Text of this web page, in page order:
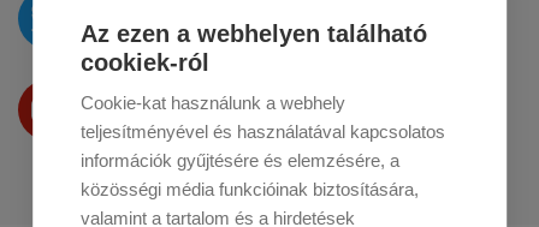
Az ezen a webhelyen található
cookiek-ról
Cookie-kat használunk a webhely
teljesítményével és használatával kapcsolatos
információk gyűjtésére és elemzésére, a
közösségi média funkcióinak biztosítására,
valamint a tartalom és a hirdetések
a Twitterentesszük közzé
Termékeinket
a Youtube-on is bemutatjuk